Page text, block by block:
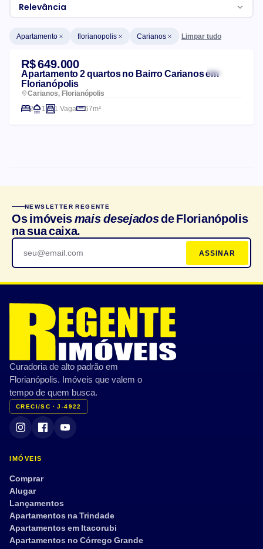
Relevância
Apartamento florianopolis Carianos Limpar tudo
Lista de imóveis
R$ 649.000
Apartamento 2 quartos no Bairro Carianos em
Florianópolis
Carianos, Florianópolis
2
1 1 Vaga 67m²
CARACTERÍSTICAS DO CONDOMÍNIO
Churrasqueira
Elevador
Bicicletário
Brinquedoteca Sauna
CARACTERÍSTICAS PRIVATIVAS
Varanda/Sacada
Jardim
Vista mar
Semi mobiliado
Dep. de empregada
Tour 360°
Aplicar filtros
NEWSLETTER REGENTE
Os imóveismais desejadosde Florianópolis
na sua caixa.
ASSINAR
Curadoria de alto padrão em
Florianópolis. Imóveis que valem o
tempo de quem busca.
CRECI/SC · J-4922
IMÓVEIS
Comprar
Alugar
Lançamentos
Apartamentos na Trindade
Apartamentos em Itacorubi
Apartamentos no Córrego Grande